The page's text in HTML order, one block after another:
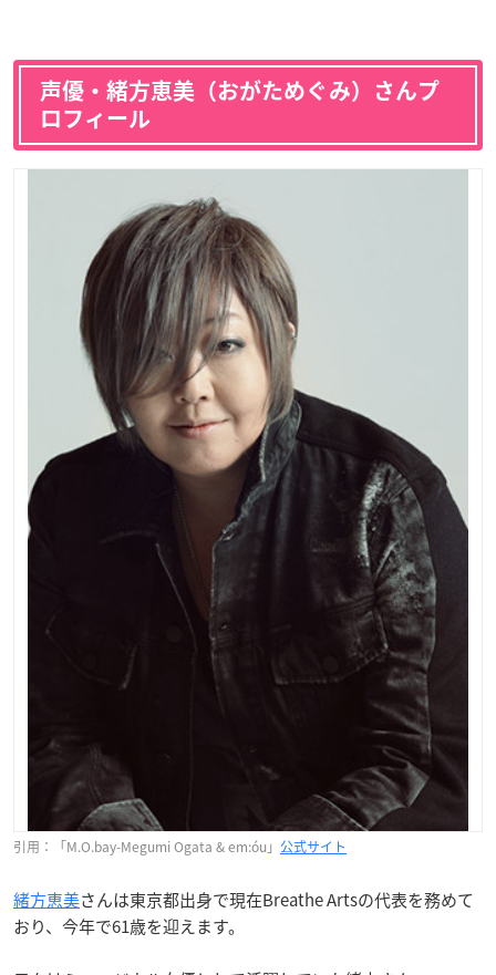
声優・緒方恵美（おがためぐみ）さんプ
ロフィール
引用：「M.O.bay-Megumi Ogata & em:óu」 公式サイト
緒方恵美さんは東京都出身で現在Breathe Artsの代表を務めて
おり、今年で61歳を迎えます。